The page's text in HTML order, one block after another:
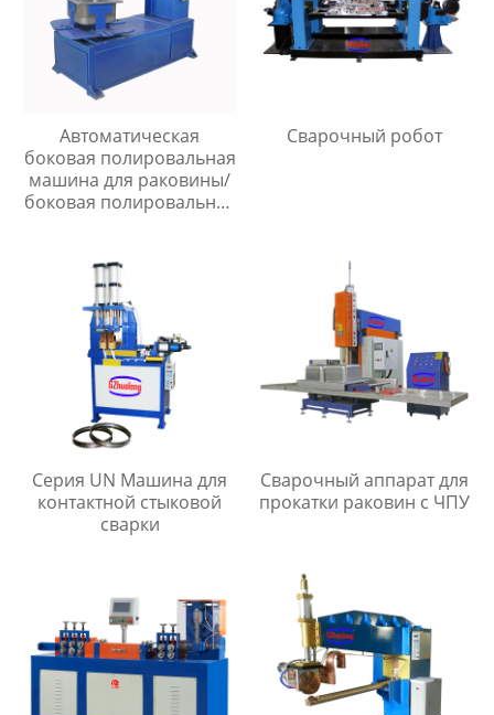
Автоматическая
боковая полировальная
машина для раковины/
боковая полировальная
Сварочный робот
Серия UN Машина для
контактной стыковой
сварки
Сварочный аппарат для
прокатки раковин с ЧПУ